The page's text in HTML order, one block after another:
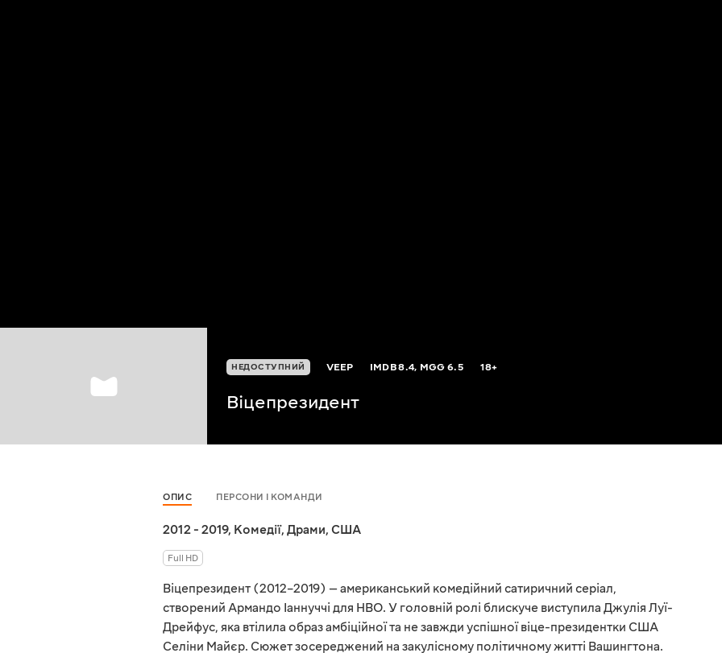
НЕДОСТУПНИЙ VEEP IMDB8.4, MGG6.5 18+
Віцепрезидент
ОПИС ПЕРСОНИ І КОМАНДИ
2012 - 2019, Комедії, Драми, США
Full HD
Віцепрезидент (2012–2019) — американський комедійний сатиричний серіал,
створений Армандо Іаннуччі для HBO. У головній ролі блискуче виступила Джулія Луї-
Дрейфус, яка втілила образ амбіційної та не завжди успішної віце-президентки США
Селіни Майєр. Сюжет зосереджений на закулісному політичному житті Вашингтона.